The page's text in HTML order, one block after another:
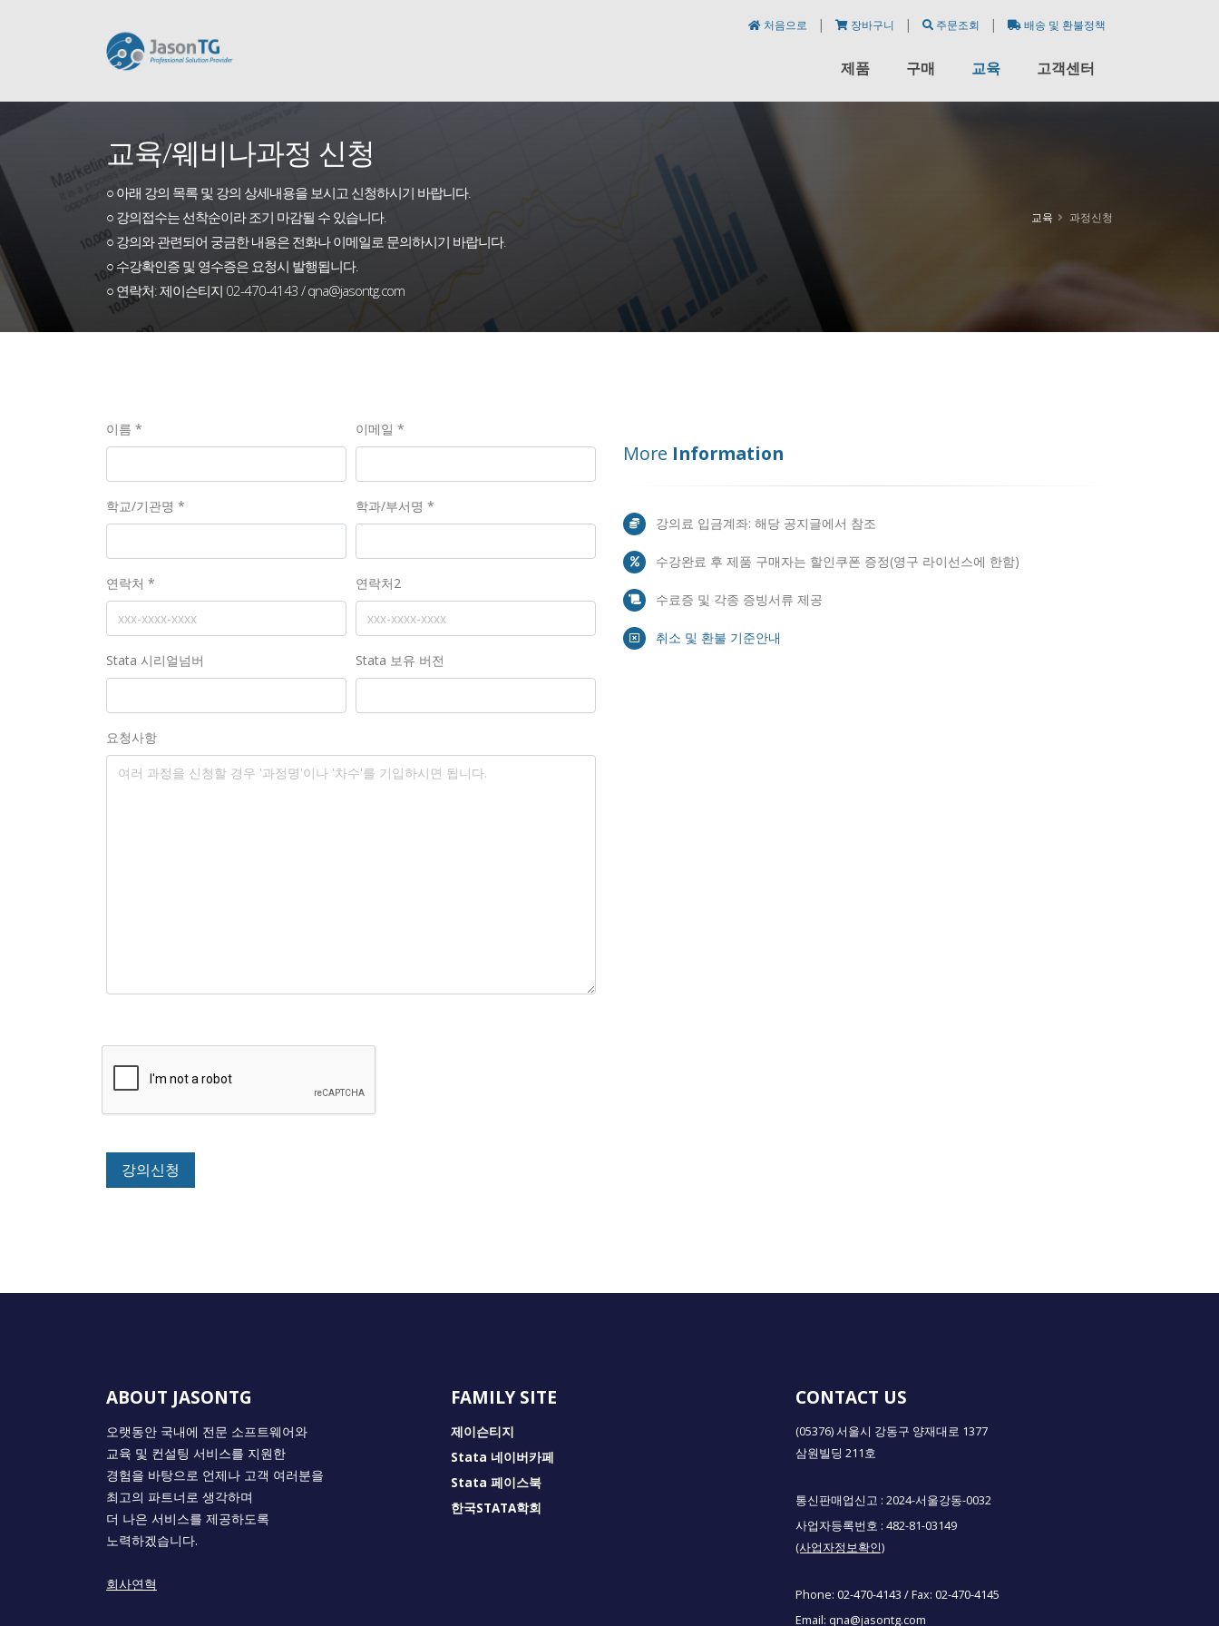
처음으로 | 장바구니 | 주문조회 | 배송 및 환불정책
제품 구매 교육 고객센터
교육/웨비나과정 신청
○ 아래 강의 목록 및 강의 상세내용을 보시고 신청하시기 바랍니다.
○ 강의접수는 선착순이라 조기 마감될 수 있습니다.
○ 강의와 관련되어 궁금한 내용은 전화나 이메일로 문의하시기 바랍니다.
○ 수강확인증 및 영수증은 요청시 발행됩니다.
○ 연락처: 제이슨티지 02-470-4143 / qna@jasontg.com
교육 과정신청
이름 * 이메일 *
학교/기관명 * 학과/부서명 *
연락처 * 연락처2
Stata 시리얼넘버 Stata 보유 버전
요청사항
More Information
강의료 입금계좌: 해당 공지글에서 참조
수강완료 후 제품 구매자는 할인쿠폰 증정(영구 라이선스에 한함)
수료증 및 각종 증빙서류 제공
취소 및 환불 기준안내
ABOUT JASONTG
오랫동안 국내에 전문 소프트웨어와
교육 및 컨설팅 서비스를 지원한
경험을 바탕으로 언제나 고객 여러분을
최고의 파트너로 생각하며
더 나은 서비스를 제공하도록
노력하겠습니다.
회사연혁
FAMILY SITE
제이슨티지
Stata 네이버카페
Stata 페이스북
한국STATA학회
CONTACT US
(05376) 서울시 강동구 양재대로 1377
삼원빌딩 211호
통신판매업신고 : 2024-서울강동-0032
사업자등록번호 : 482-81-03149
(사업자정보확인)
Phone: 02-470-4143 / Fax: 02-470-4145
Email: qna@jasontg.com